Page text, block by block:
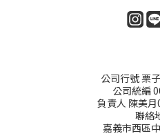
公司行號 栗
公司統編
負責人 陳美
聯絡
嘉義市西區